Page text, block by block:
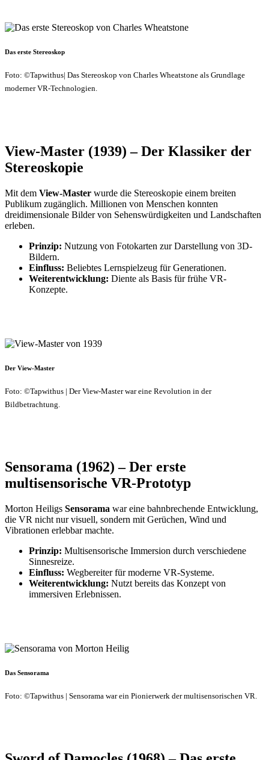
Das erste Stereoskop
Foto: ©Tapwithus| Das Stereoskop von Charles Wheatstone als Grundlage
moderner VR-Technologien.
View-Master (1939) – Der Klassiker der
Stereoskopie
Mit dem View-Master wurde die Stereoskopie einem breiten
Publikum zugänglich. Millionen von Menschen konnten
dreidimensionale Bilder von Sehenswürdigkeiten und Landschaften
erleben.
Prinzip: Nutzung von Fotokarten zur Darstellung von 3D-
Bildern.
Einfluss: Beliebtes Lernspielzeug für Generationen.
Weiterentwicklung: Diente als Basis für frühe VR-
Konzepte.
Der View-Master
Foto: ©Tapwithus | Der View-Master war eine Revolution in der
Bildbetrachtung.
Sensorama (1962) – Der erste
multisensorische VR-Prototyp
Morton Heiligs Sensorama war eine bahnbrechende Entwicklung,
die VR nicht nur visuell, sondern mit Gerüchen, Wind und
Vibrationen erlebbar machte.
Prinzip: Multisensorische Immersion durch verschiedene
Sinnesreize.
Einfluss: Wegbereiter für moderne VR-Systeme.
Weiterentwicklung: Nutzt bereits das Konzept von
immersiven Erlebnissen.
Das Sensorama
Foto: ©Tapwithus | Sensorama war ein Pionierwerk der multisensorischen VR.